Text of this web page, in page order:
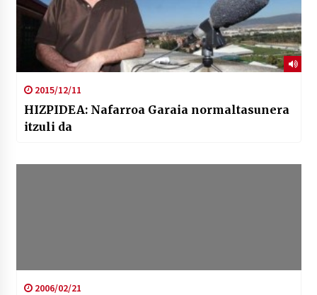
2015/12/11
HIZPIDEA: Nafarroa Garaia normaltasunera
itzuli da
2006/02/21